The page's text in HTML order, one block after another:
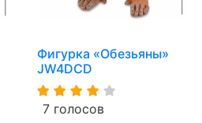
Фигурка «Обезьяны»
JW4DCD
7 голосов